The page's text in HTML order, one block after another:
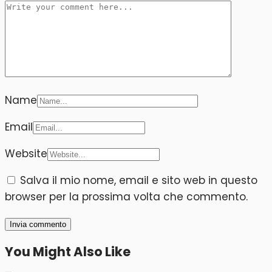
Name
Email
Website
Salva il mio nome, email e sito web in questo
browser per la prossima volta che commento.
You Might Also Like